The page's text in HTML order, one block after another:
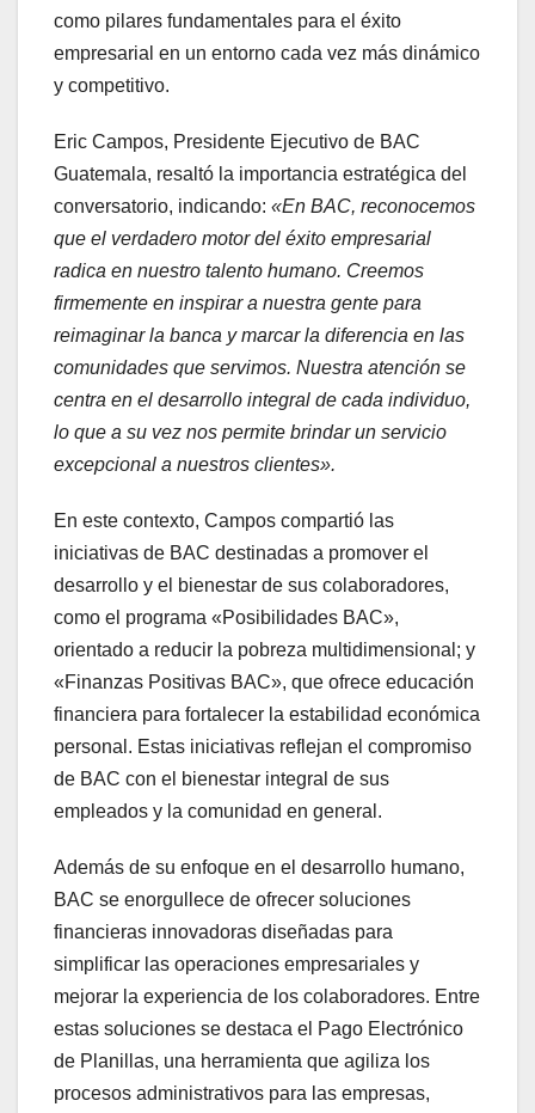
como pilares fundamentales para el éxito
empresarial en un entorno cada vez más dinámico
y competitivo.
Eric Campos, Presidente Ejecutivo de BAC
Guatemala, resaltó la importancia estratégica del
conversatorio, indicando: «En BAC, reconocemos
que el verdadero motor del éxito empresarial
radica en nuestro talento humano. Creemos
firmemente en inspirar a nuestra gente para
reimaginar la banca y marcar la diferencia en las
comunidades que servimos. Nuestra atención se
centra en el desarrollo integral de cada individuo,
lo que a su vez nos permite brindar un servicio
excepcional a nuestros clientes».
En este contexto, Campos compartió las
iniciativas de BAC destinadas a promover el
desarrollo y el bienestar de sus colaboradores,
como el programa «Posibilidades BAC»,
orientado a reducir la pobreza multidimensional; y
«Finanzas Positivas BAC», que ofrece educación
financiera para fortalecer la estabilidad económica
personal. Estas iniciativas reflejan el compromiso
de BAC con el bienestar integral de sus
empleados y la comunidad en general.
Además de su enfoque en el desarrollo humano,
BAC se enorgullece de ofrecer soluciones
financieras innovadoras diseñadas para
simplificar las operaciones empresariales y
mejorar la experiencia de los colaboradores. Entre
estas soluciones se destaca el Pago Electrónico
de Planillas, una herramienta que agiliza los
procesos administrativos para las empresas,